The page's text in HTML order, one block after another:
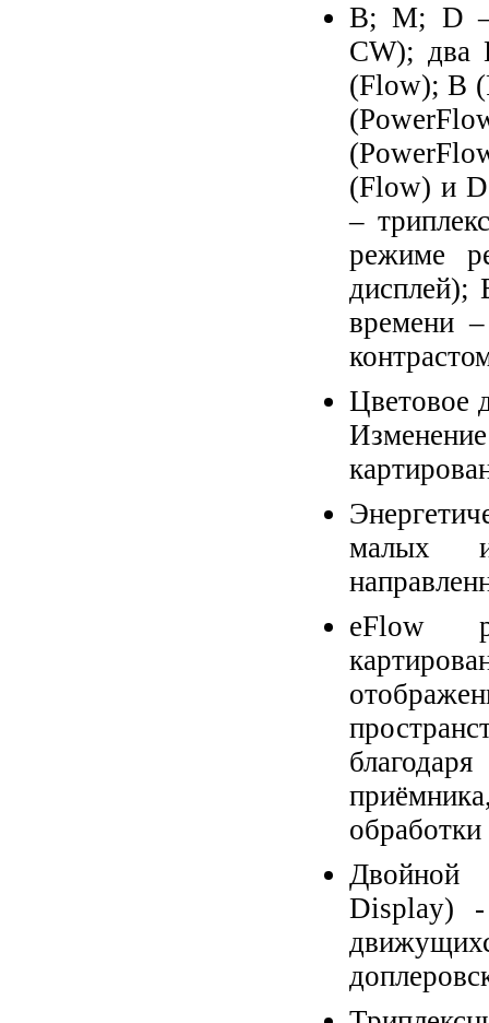
В; М; D –
CW);
(Flow); В
(Flow) и D
–
режиме
дисплей);
времени
Цветовое
малых и
eFlow
обработки
Двойной
Display) -